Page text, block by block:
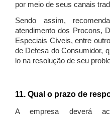
por meio de seus canais
Sendo assim,
atendimento dos Procons,
Especiais Cíveis, entre
de Defesa do Consumidor,
lo na resolução de seu
11. Qual o prazo de
A empresa deverá